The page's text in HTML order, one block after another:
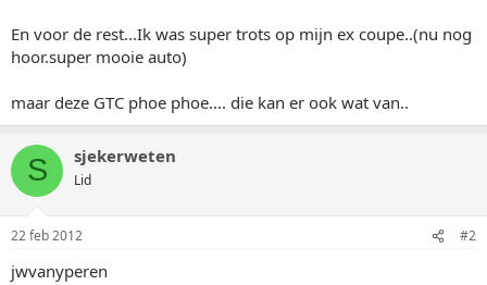
En voor de rest...Ik was super trots op mijn ex coupe..(nu nog
hoor.super mooie auto)
maar deze GTC phoe phoe.... die kan er ook wat van..
S sjekerweten
Lid
22 feb 2012 #2
jwvanyperen